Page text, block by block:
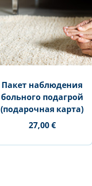
Пакет наблюдения
больного подагрой
(подарочная карта)
27,00 €